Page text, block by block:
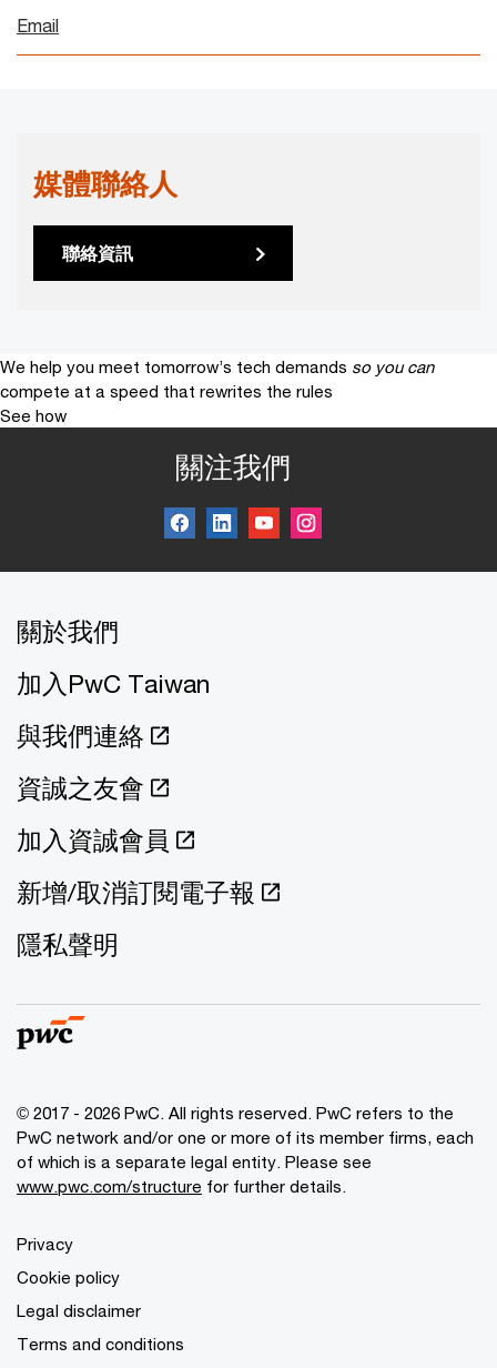
Email
媒體聯絡人
聯絡資訊
We help you meet tomorrow’s tech demands so you can
compete at a speed that rewrites the rules
See how
關注我們
關於我們
加入PwC Taiwan
與我們連絡
資誠之友會
加入資誠會員
新增/取消訂閱電子報
隱私聲明
© 2017 - 2026 PwC. All rights reserved. PwC refers to the
PwC network and/or one or more of its member firms, each
of which is a separate legal entity. Please see
www.pwc.com/structure for further details.
Privacy
Cookie policy
Legal disclaimer
Terms and conditions